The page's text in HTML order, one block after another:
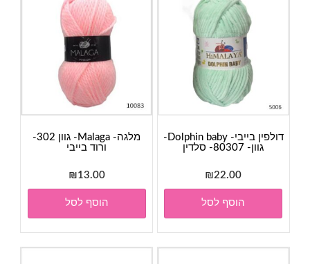
דולפין בייבי- Dolphin baby-
גוון- 80307- סלדין
₪22.00
הוסף לסל
מלגה- Malaga- גוון 302-
ורוד בייבי
₪13.00
הוסף לסל